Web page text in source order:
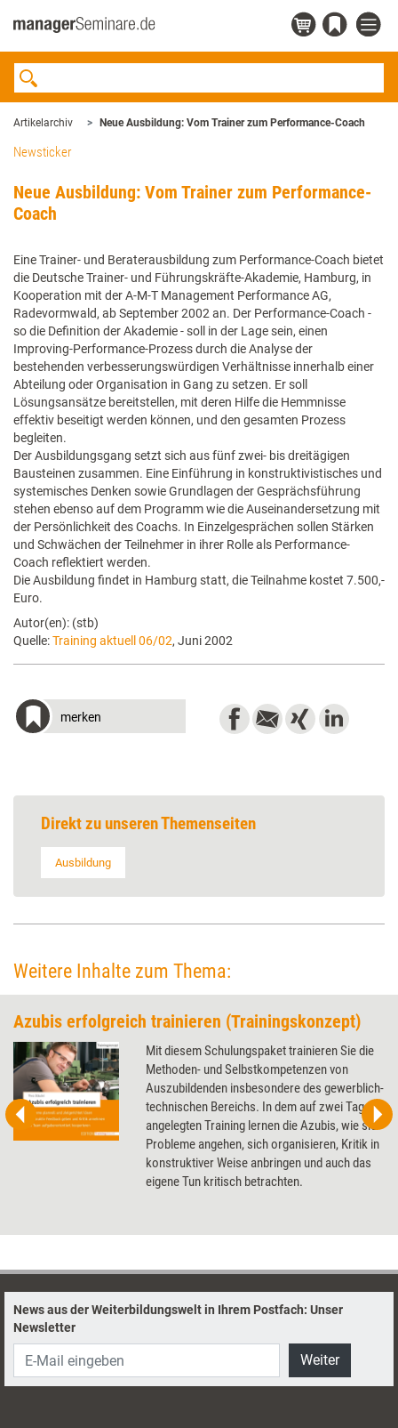
Artikelarchiv Neue Ausbildung: Vom Trainer zum Performance-Coach
Newsticker
Neue Ausbildung: Vom Trainer zum Performance-
Coach
Eine Trainer- und Beraterausbildung zum Performance-Coach bietet
die Deutsche Trainer- und Führungskräfte-Akademie, Hamburg, in
Kooperation mit der A-M-T Management Performance AG,
Radevormwald, ab September 2002 an. Der Performance-Coach -
so die Definition der Akademie - soll in der Lage sein, einen
Improving-Performance-Prozess durch die Analyse der
bestehenden verbesserungswürdigen Verhältnisse innerhalb einer
Abteilung oder Organisation in Gang zu setzen. Er soll
Lösungsansätze bereitstellen, mit deren Hilfe die Hemmnisse
effektiv beseitigt werden können, und den gesamten Prozess
begleiten.
Der Ausbildungsgang setzt sich aus fünf zwei- bis dreitägigen
Bausteinen zusammen. Eine Einführung in konstruktivistisches und
systemisches Denken sowie Grundlagen der Gesprächsführung
stehen ebenso auf dem Programm wie die Auseinandersetzung mit
der Persönlichkeit des Coachs. In Einzelgesprächen sollen Stärken
und Schwächen der Teilnehmer in ihrer Rolle als Performance-
Coach reflektiert werden.
Die Ausbildung findet in Hamburg statt, die Teilnahme kostet 7.500,-
Euro.
Autor(en): (stb)
Quelle:Training aktuell 06/02, Juni 2002
merken
Direkt zu unseren Themenseiten
Ausbildung
Weitere Inhalte zum Thema:
Azubis erfolgreich trainieren (Trainingskonzept)
Mit diesem Schulungspaket trainieren Sie die
Methoden- und Selbstkompetenzen von
Auszubildenden insbesondere des gewerblich-
technischen Bereichs. In dem auf zwei Tage
angelegten Training lernen die Azubis, wie sie
Probleme angehen, sich organisieren, Kritik in
konstruktiver Weise anbringen und auch das
eigene Tun kritisch betrachten.
News aus der Weiterbildungswelt in Ihrem Postfach: Unser
Newsletter
Weiter